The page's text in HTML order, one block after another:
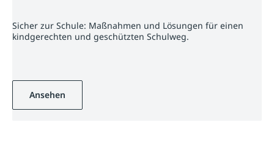
Sicher zur Schule: Maßnahmen und Lösungen für einen
kindgerechten und geschützten Schulweg.
Ansehen